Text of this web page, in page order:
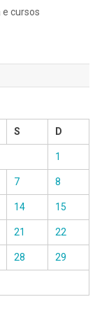
cursos
S D
1
7 8
14 15
21 22
28 29